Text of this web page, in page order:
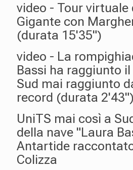
video - Tour virtuale
Gigante con
(durata 15'35")
video - La
Bassi ha raggiunto
Sud mai raggiunto
record (durata 2'43")
UniTS mai così a
della nave "Laura
Antartide
Colizza